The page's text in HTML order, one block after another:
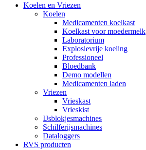
Koelen en Vriezen
Koelen
Medicamenten koelkast
Koelkast voor moedermelk
Laboratorium
Explosievrije koeling
Professioneel
Bloedbank
Demo modellen
Medicamenten laden
Vriezen
Vrieskast
Vrieskist
IJsblokjesmachines
Schilferijsmachines
Dataloggers
RVS producten